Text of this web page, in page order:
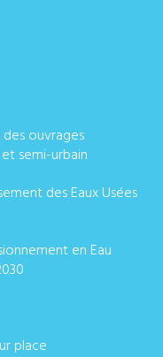
ouvrages
semi-urbain
des Eaux Usées
en Eau
place